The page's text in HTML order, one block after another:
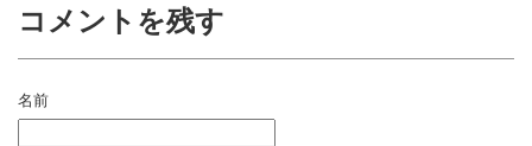
コメントを残す
名前